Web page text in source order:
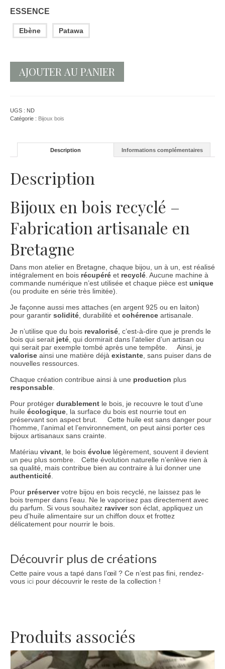
ESSENCE
Ebène Patawa
AJOUTER AU PANIER
UGS : ND
Catégorie : Bijoux bois
Description Informations complémentaires
Description
Bijoux en bois recyclé –
Fabrication artisanale en
Bretagne
Dans mon atelier en Bretagne, chaque bijou, un à un, est réalisé
intégralement en bois récupéré et recyclé. Aucune machine à
commande numérique n’est utilisée et chaque pièce est unique
(ou produite en série très limitée).
Je façonne aussi mes attaches (en argent 925 ou en laiton)
pour garantir solidité, durabilité et cohérence artisanale.
Je n’utilise que du bois revalorisé, c’est-à-dire que je prends le
bois qui serait jeté, qui dormirait dans l’atelier d’un artisan ou
qui serait par exemple tombé après une tempête. Ainsi, je
valorise ainsi une matière déjà existante, sans puiser dans de
nouvelles ressources.
Chaque création contribue ainsi à une production plus
responsable.
Pour protéger durablement le bois, je recouvre le tout d’une
huile écologique, la surface du bois est nourrie tout en
préservant son aspect brut. Cette huile est sans danger pour
l’homme, l’animal et l’environnement, on peut ainsi porter ces
bijoux artisanaux sans crainte.
Matériau vivant, le bois évolue légèrement, souvent il devient
un peu plus sombre. Cette évolution naturelle n’enlève rien à
sa qualité, mais contribue bien au contraire à lui donner une
authenticité.
Pour préservervotre bijou en bois recyclé, ne laissez pas le
bois tremper dans l’eau. Ne le vaporisez pas directement avec
du parfum. Si vous souhaitez raviverson éclat, appliquez un
peu d’huile alimentaire sur un chiffon doux et frottez
délicatement pour nourrir le bois.
Découvrir plus de créations
Cette paire vous a tapé dans l’œil ? Ce n’est pas fini, rendez-
vous ici pour découvrir le reste de la collection !
Produits associés